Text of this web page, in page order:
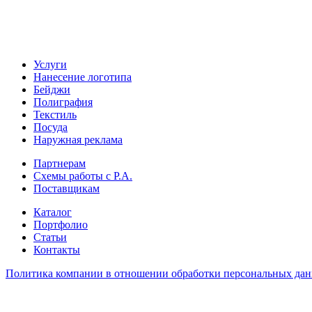
Услуги
Нанесение логотипа
Бейджи
Полиграфия
Текстиль
Посуда
Наружная реклама
Партнерам
Схемы работы с Р.А.
Поставщикам
Каталог
Портфолио
Статьи
Контакты
Политика компании в отношении обработки персональных